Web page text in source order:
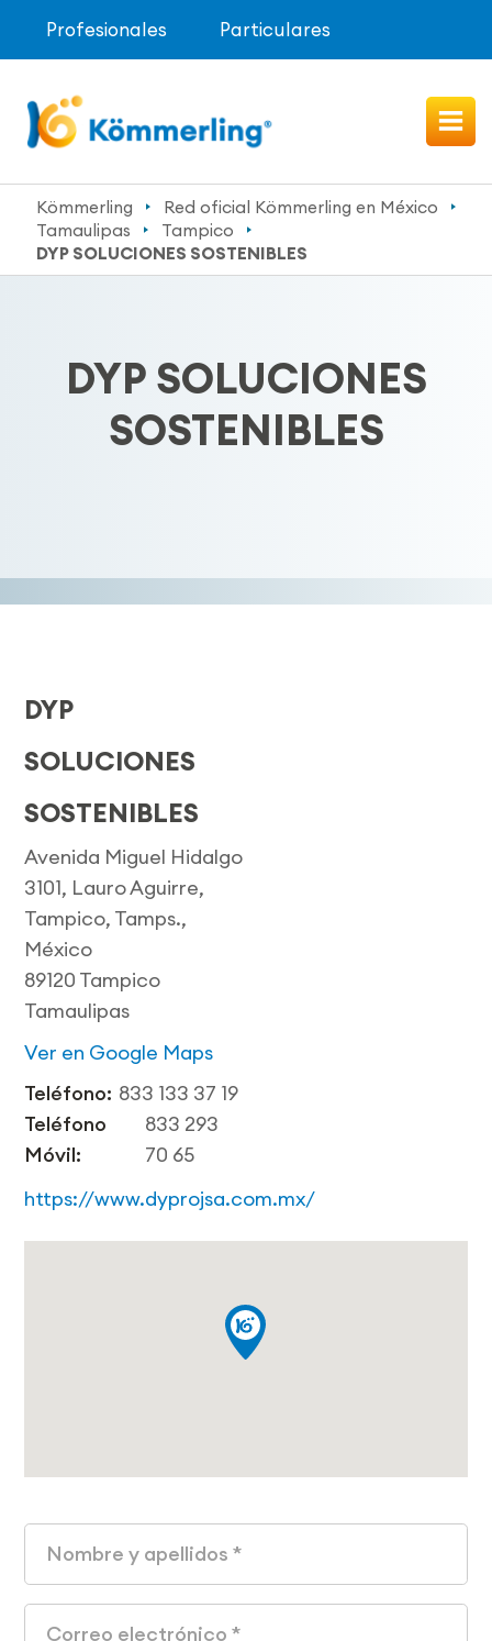
Profesionales Particulares
Kömmerling
Red oficial Kömmerling en México
Tamaulipas
Tampico
DYP SOLUCIONES SOSTENIBLES
DYP SOLUCIONES
SOSTENIBLES
DYP
SOLUCIONES
SOSTENIBLES
Avenida Miguel Hidalgo
3101, Lauro Aguirre,
Tampico, Tamps.,
México
89120 Tampico
Tamaulipas
Ver en Google Maps
Teléfono: 833 133 37 19
Teléfono
Móvil:
833 293
70 65
https://www.dyprojsa.com.mx/